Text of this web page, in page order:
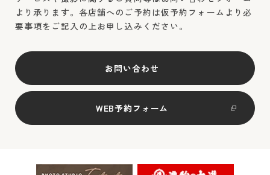
より承ります。各店舗へのご予約は仮予約フォームより必
要事項をご記入の上お申し込みください。
お問い合わせ
WEB予約フォーム